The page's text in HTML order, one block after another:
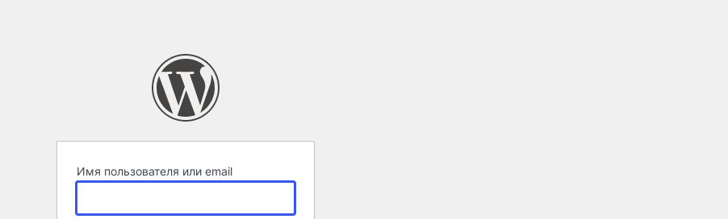
Имя пользователя или email